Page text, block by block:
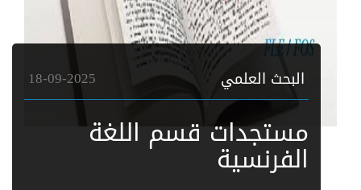
البحث العلمي 18-09-2025
مستجدات قسم اللغة
الفرنسية